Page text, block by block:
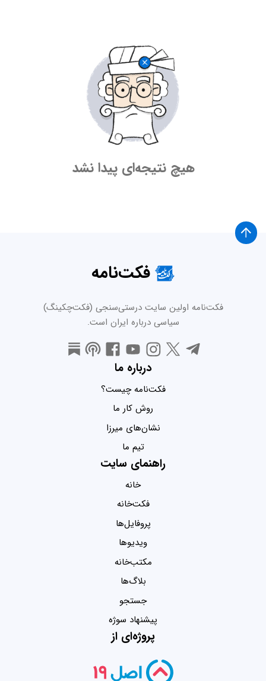
هیچ نتیجه‌ای پیدا نشد
فکت‌نامه
فکت‌نامه اولین سایت درستی‌سنجی (فکت‌چکینگ)
سیاسی درباره ایران است.
درباره ما
فکت‌نامه چیست؟
روش کار ما
نشان‌های میرزا
تیم ما
راهنمای سایت
خانه
فکت‌خانه
پروفایل‌ها
ویدیو‌ها
مکتب‌خانه
بلاگ‌ها
جستجو
پیشنهاد سوژه
پروژه‌ای از